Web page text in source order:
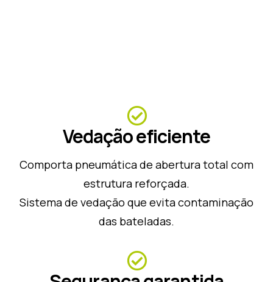
Vedação eficiente
Comporta pneumática de abertura total com
estrutura reforçada.
Sistema de vedação que evita contaminação
das bateladas.